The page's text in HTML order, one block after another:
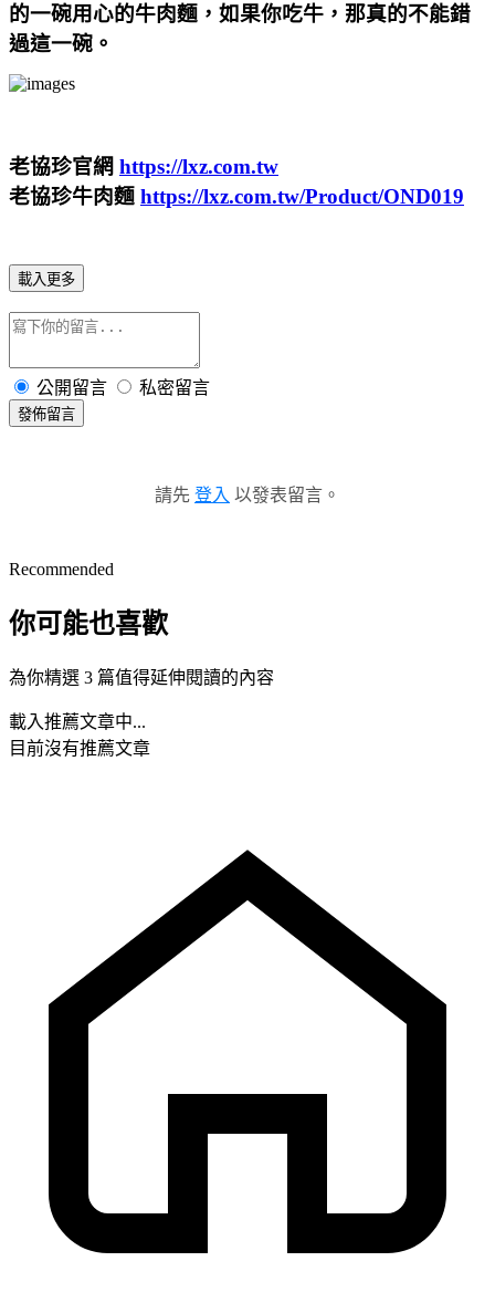
的一碗用心的牛肉麵，如果你吃牛，那真的不能錯
過這一碗。
老協珍官網 https://lxz.com.tw
老協珍牛肉麵 https://lxz.com.tw/Product/OND019
載入更多
公開留言 私密留言
發佈留言
請先 登入 以發表留言。
Recommended
你可能也喜歡
為你精選 3 篇值得延伸閱讀的內容
載入推薦文章中...
目前沒有推薦文章